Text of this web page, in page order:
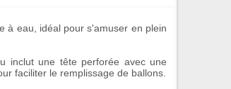
à eau , idéal pour s'amuser en plein
inclut une tête perforée avec une
faciliter le remplissage de ballons.